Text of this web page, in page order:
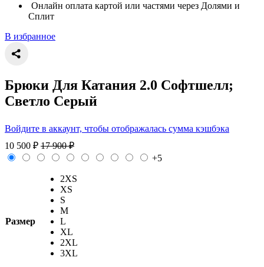
Онлайн оплата картой или частями через Долями и
Сплит
В избранное
Брюки Для Катания 2.0 Софтшелл;
Светло Серый
Войдите в аккаунт, чтобы отображалась сумма кэшбэка
10 500 ₽ 17 900₽
+5
Размер
2XS
XS
S
M
L
XL
2XL
3XL